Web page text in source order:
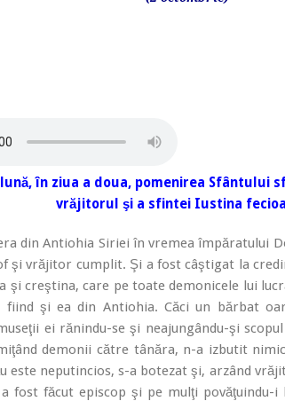
în ziua a doua, pomenirea Sfântului
vrăjitorul şi a sfintei Iustina
Antiohia Siriei în vremea împăratului
şi vrăjitor cumplit. Şi a fost câştigat la
şi creştina, care pe toate demonicele lui
fiind şi ea din Antiohia. Căci un bărbat
ei rănindu-se şi neajungându-şi
demonii către tânăra, n-a izbutit
este neputincios, s-a botezat şi, arzând
fost făcut episcop şi pe mulţi povăţuindu-